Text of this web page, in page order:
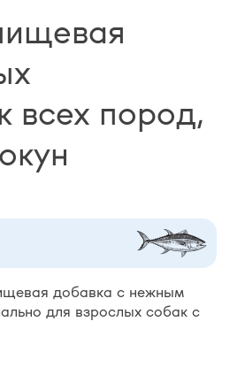
всех пород,
добавка с нежным
для взрослых собак с